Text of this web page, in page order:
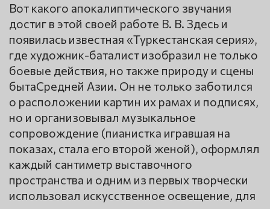
Вот какого апокалиптического звучания
достиг в этой своей работе В. В. Здесь и
появилась известная «Туркестанская серия»,
где художник-баталист изобразил не только
боевые действия, но также природу и сцены
бытаСредней Азии. Он не только заботился
о расположении картин их рамах и подписях,
но и организовывал музыкальное
сопровождение (пианистка игравшая на
показах, стала его второй женой), оформлял
каждый сантиметр выставочного
пространства и одним из первых творчески
использовал искусственное освещение, для